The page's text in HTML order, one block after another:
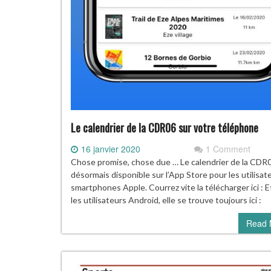
Le calendrier de la CDR06 sur votre téléphone
16 janvier 2020 1 Comment
Chose promise, chose due … Le calendrier de la
désormais disponible sur l’App Store pour les
smartphones Apple. Courrez vite la télécharger ici :
les utilisateurs Android, elle se trouve toujours ici :
Read